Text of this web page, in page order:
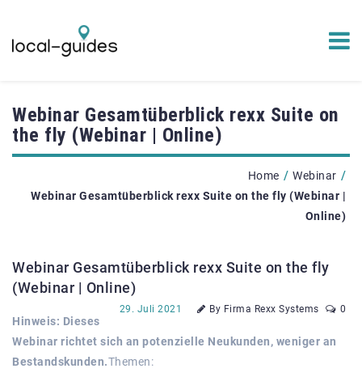
Webinar Gesamtüberblick rexx Suite on
the fly (Webinar | Online)
Home / Webinar /
Webinar Gesamtüberblick rexx Suite on the fly (Webinar |
Online)
Webinar Gesamtüberblick rexx Suite on the fly
(Webinar | Online)
29. Juli 2021 By Firma Rexx Systems 0
Hinweis: Dieses
Webinar richtet sich an potenzielle Neukunden, weniger an
Bestandskunden.Themen: